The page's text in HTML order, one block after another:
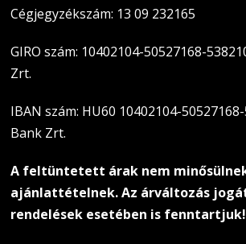
Cégjegyzékszám: 13 09 232165
GIRO szám: 10402104-50527168-
Zrt.
IBAN szám: HU60 10402104-
Bank Zrt.
A feltüntetett árak nem
ajánlattételnek. Az árváltozás
rendelések esetében is fenntartjuk!